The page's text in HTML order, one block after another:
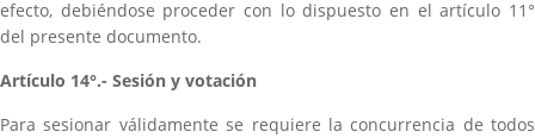
efecto, debiéndose proceder con lo dispuesto en el artículo 11°
del presente documento.
Artículo 14°.- Sesión y votación
Para sesionar válidamente se requiere la concurrencia de todos